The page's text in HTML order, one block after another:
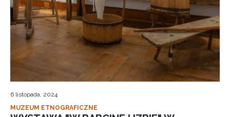
6 listopada, 2024
MUZEUM ETNOGRAFICZNE